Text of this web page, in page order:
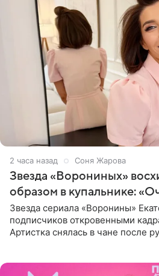
2 часа назад Соня Жарова
Звезда «Ворониных»
образом в купальнике:
Звезда сериала «Воронины»
подписчиков откровенными
Артистка снялась в чане после